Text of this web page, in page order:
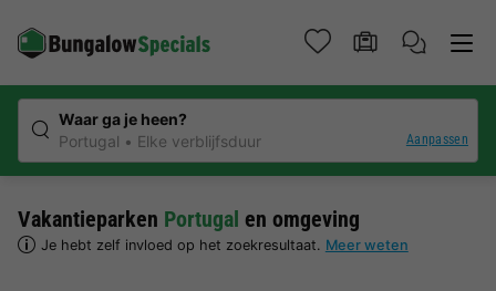
Waar ga je heen?
Portugal
Elke verblijfsduur Aanpassen
Vakantieparken Portugal en omgeving
Je hebt zelf invloed op het zoekresultaat. Meer weten